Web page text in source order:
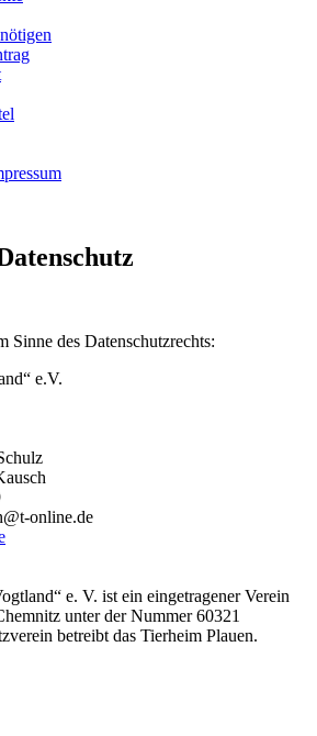
Sinne des Datenschutzrechts:
e.V.
online.de
e. V. ist ein eingetragener Verein
unter der Nummer 60321
betreibt das Tierheim Plauen.